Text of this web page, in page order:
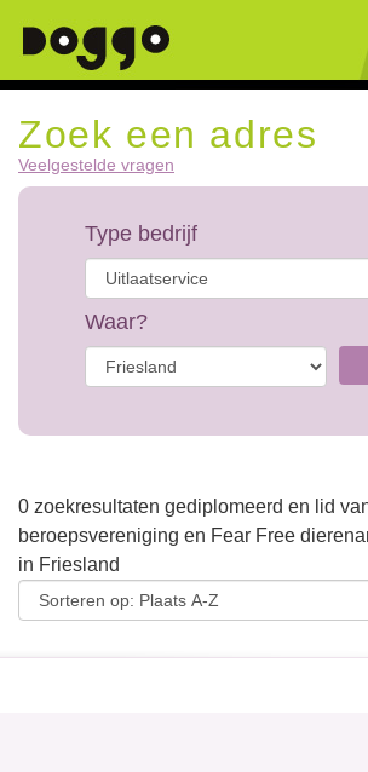
Zoek een adres
Veelgestelde vragen
Type bedrijf
Waar?
0 zoekresultaten gediplomeerd en lid
beroepsvereniging en Fear Free
in Friesland